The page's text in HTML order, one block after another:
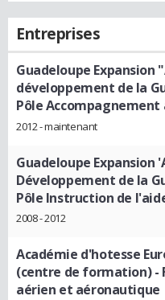
Entreprises
Guadeloupe Expansion
développement de la
Pôle
2012 - maintenant
Guadeloupe Expansion
Développement de la
Pôle Instruction de
2008 - 2012
Académie d'hotesse
(centre de formation)-
aérien et aéronautique